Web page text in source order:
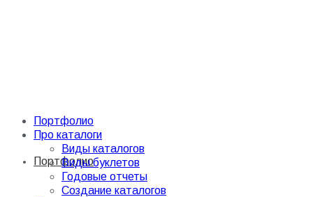
Портфолио
Портфолио
Про каталоги
Виды каталогов
Виды буклетов
Годовые отчеты
Создание каталогов